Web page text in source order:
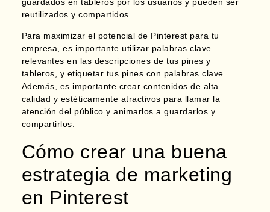
reutilizados y compartidos.
Para maximizar el potencial de Pinterest para tu
empresa, es importanteutilizar palabras clave
relevantes en las descripciones de tus pines y
tableros, y etiquetar tus pines con palabras clave.
Además, es importante crear contenidos de alta
calidad y estéticamente atractivos para llamar la
atención del público y animarlos a guardarlos y
compartirlos.
Cómo crear una buena
estrategia de marketing
en Pinterest